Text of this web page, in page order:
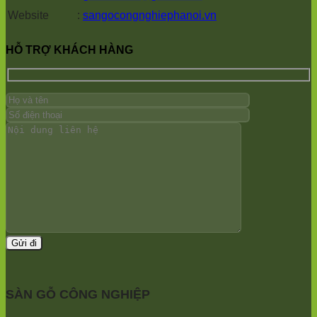
Vĩnh
Thanh
Linh
Hưng
Yên
Yên
Lãng
Nội
Giã
Sơn
Ninh
Chương
Mỹ
Nam
Phú
Thọ
Sơn
Hương
Sơn
Phú
Website
: sangocongnghiephanoi.vn
HỖ TRỢ KHÁCH HÀNG
SÀN GỖ CÔNG NGHIỆP